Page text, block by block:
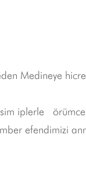
Medineye
sim iplerle
efendimizi